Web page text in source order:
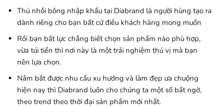
Thú nhồi bông nhập khẩu tại Diabrand là người hùng tạo ra
dành riêng cho bạn bất cứ điều khách hàng mong muốn
Rồi bạn bất lực chẳng biết chọn sản phẩm nào phù hợp,
vừa túi tiền thì nơi này là một trải nghiệm thú vị mà bạn
nên lựa chọn.
Nắm bắt được nhu cầu xu hướng và làm đẹp ưa chuộng
hiện nay thì Diabrand luôn cho chúng ta một số bất ngờ,
theo trend theo thời đại sản phẩm mới nhất.